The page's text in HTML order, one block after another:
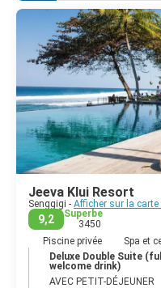
Jeeva Klui Resort
Senggigi - Afficher sur la carte
9,2
Superbe
3450
Piscine privée
Spa et
Deluxe Double Suite
welcome drink)
AVEC PETIT-DÉJEUNER